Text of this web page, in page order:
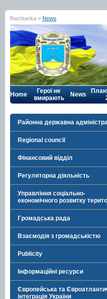
Bashtanka » News
Home
Герої не
вмирають
News
Районна державна
Regional council
Фінансовий відділ
Регуляторна діяльність
Управління соціально-
економічного розвитку
Громадська рада
Взаємодія з громадськістю
Publicity
Інформаційні ресурси
Європейська та
інтеграція України